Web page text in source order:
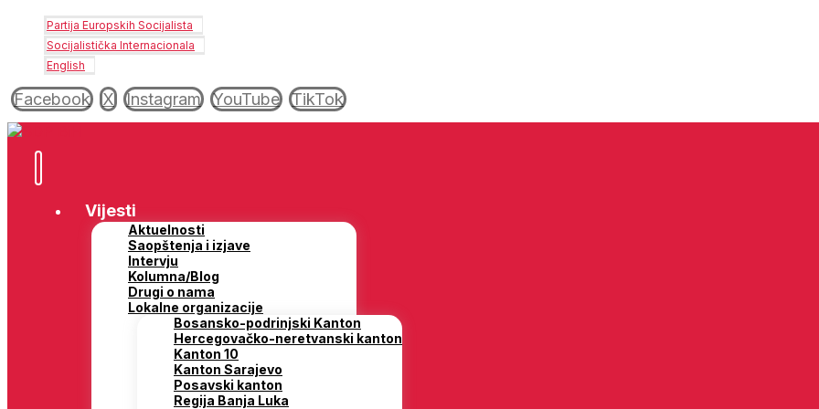
Partija Europskih Socijalista
Socijalistička Internacionala
English
Facebook X Instagram YouTube TikTok
Vijesti
Aktuelnosti
Saopštenja i izjave
Intervju
Kolumna/Blog
Drugi o nama
Lokalne organizacije
Bosansko-podrinjski Kanton
Hercegovačko-neretvanski kanton
Kanton 10
Kanton Sarajevo
Posavski kanton
Regija Banja Luka